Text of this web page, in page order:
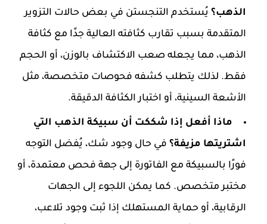
الذهب؟ يُستخدم التنجستن في بعض حالات التزوير
المتقدمة بسبب تقارب كثافته العالية جدًا مع كثافة
الذهب، مما يجعله صعب الاكتشاف بالوزن، أو الحجم
فقط. لذلك يتطلب كشفه فحوصات متخصصة، مثل
الأشعة السينية، أو اختبار الكثافة الدقيقة.
ماذا أفعل إذا شككت أن سبيكة الذهب التي
اشتريتها مزيفة؟ في حال وجود شك، يُفضل التوجه
فورًا بالسبيكة مع الفاتورة إلى جهة فحص معتمدة، أو
مختبر متخصص. كما يمكن اللجوء إلى الجهات
الرقابية، أو حماية المستهلك إذا ثبت وجود تلاعب،